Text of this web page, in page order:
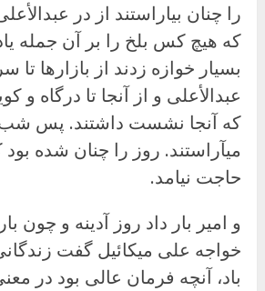
را چنان بیاراستند از در
که هیچ کس بلخ را بر آن جمله
بسیار خوازه زدند از بازارها تا
عبدالأعلى و از آنجا تا درگاه و
که آنجا نشست داشتند. پس شب
میآراستند. روز را چنان شده
حاجت نیامد.
و امیر بار داد روز آدینه و چون
خواجه على میکائیل گفت
باد، آنچه فرمان عالی بود در